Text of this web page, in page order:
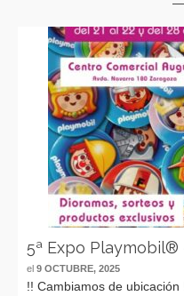
5ª Expo Playmobil®
el 9 OCTUBRE, 2025
!! Cambiamos de